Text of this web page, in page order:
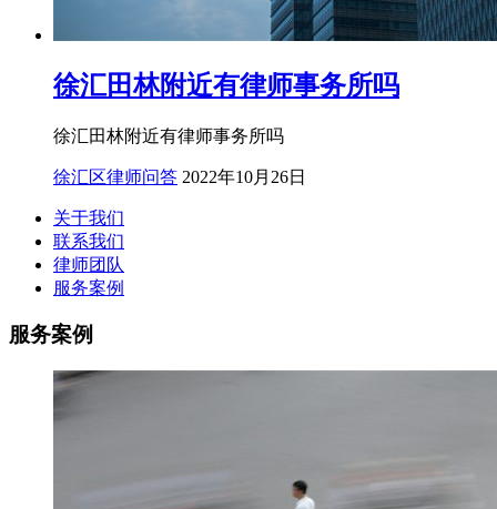
徐汇田林附近有律师事务所吗
徐汇田林附近有律师事务所吗
徐汇区律师问答 2022年10月26日
关于我们
联系我们
律师团队
服务案例
服务案例